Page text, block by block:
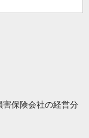
保険会社の経営分